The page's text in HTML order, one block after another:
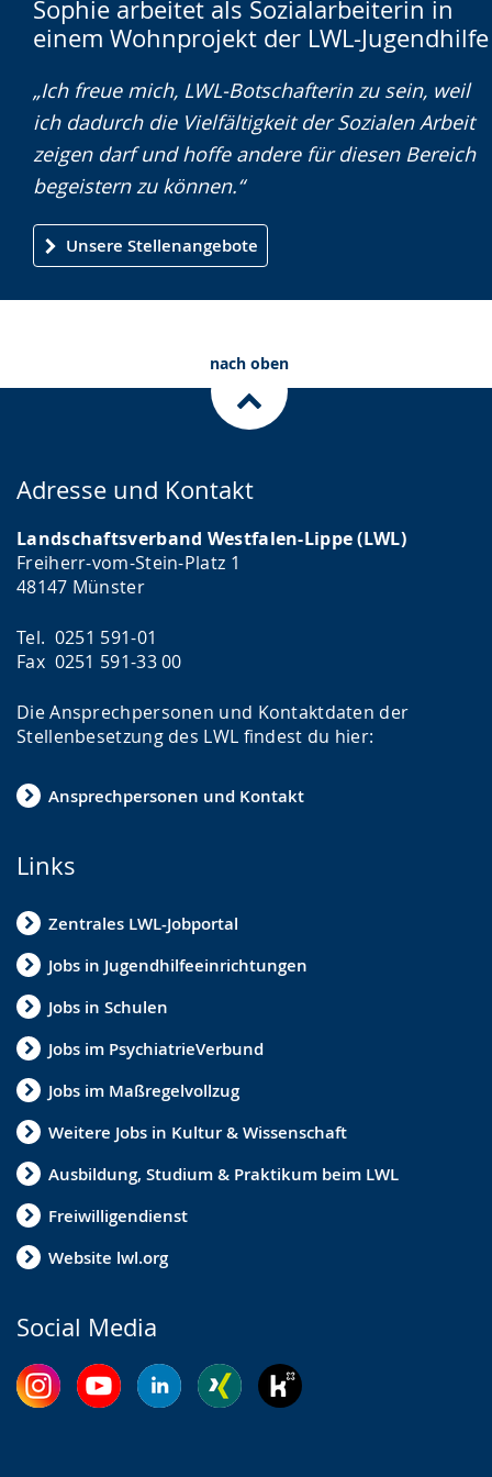
Sophie arbeitet als Sozialarbeiterin in
einem Wohnprojekt der LWL-Jugendhilfe
Leichten
Sprache
wechseln.
Audio-
Unterstützung.
Video
in
Deutscher
Gebärdensprache
wird
angezeigt.
„Ich freue mich, LWL-Botschafterin zu sein, weil
ich dadurch die Vielfältigkeit der Sozialen Arbeit
zeigen darf und hoffe andere für diesen Bereich
begeistern zu können.“
Unsere Stellenangebote
nach oben
Adresse und Kontakt
Landschaftsverband Westfalen-Lippe (LWL)
Freiherr-vom-Stein-Platz 1
48147 Münster
Tel. 0251 591-01
Fax 0251 591-33 00
Die Ansprechpersonen und Kontaktdaten der
Stellenbesetzung des LWL findest du hier:
Ansprechpersonen und Kontakt
Links
Zentrales LWL-Jobportal
Jobs in Jugendhilfeeinrichtungen
Jobs in Schulen
Jobs im PsychiatrieVerbund
Jobs im Maßregelvollzug
Weitere Jobs in Kultur & Wissenschaft
Ausbildung, Studium & Praktikum beim LWL
Freiwilligendienst
Website lwl.org
Social Media